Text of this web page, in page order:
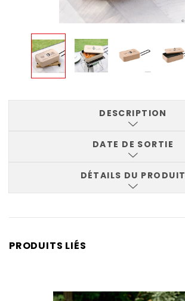
DESCRIPTION
DATE DE SORTIE
DÉTAILS DU PRODUIT
PRODUITS LIÉS